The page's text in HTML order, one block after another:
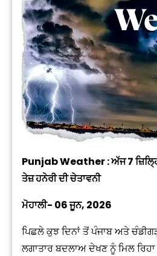
Punjab Weather : ਅੱਜ 7
ਤੇਜ਼ ਹਨੇਰੀ ਦੀ ਚੇਤਾਵਨੀ
ਮੋਹਾਲੀ- 06 ਜੂਨ, 2026
ਪਿਛਲੇ ਕੁਝ ਦਿਨਾਂ ਤੋਂ ਪੰਜਾਬ ਅਤੇ
ਲਗਾਤਾਰ ਬਦਲਾਅ ਦੇਖਣ ਨੂੰ ਮਿਲ